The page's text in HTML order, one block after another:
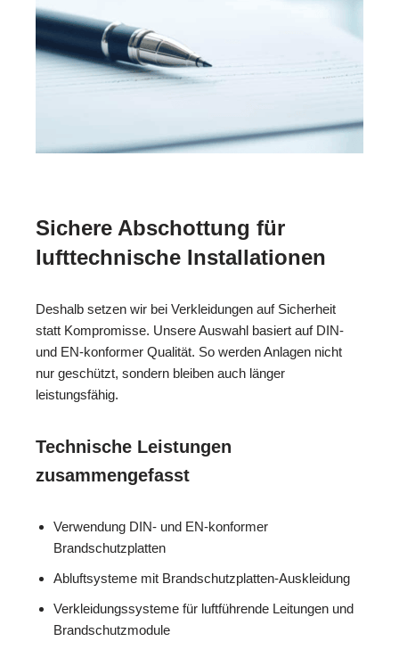
Sichere Abschottung für
lufttechnische Installationen
Deshalb setzen wir bei Verkleidungen auf Sicherheit
statt Kompromisse. Unsere Auswahl basiert auf DIN-
und EN-konformer Qualität. So werden Anlagen nicht
nur geschützt, sondern bleiben auch länger
leistungsfähig.
Technische Leistungen
zusammengefasst
Verwendung DIN- und EN-konformer
Brandschutzplatten
Abluftsysteme mit Brandschutzplatten-Auskleidung
Verkleidungssysteme für luftführende Leitungen und
Brandschutzmodule